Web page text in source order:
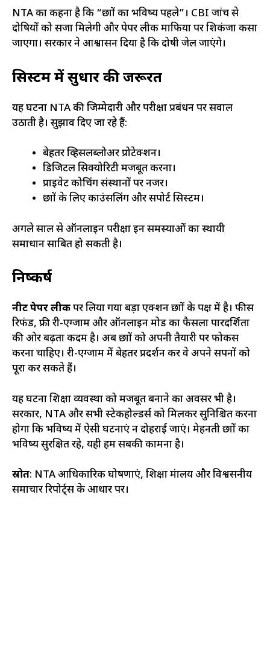
NTA का कहना है कि “छात्रों का भविष्य पहले”। CBI जांच से
दोषियों को सजा मिलेगी और पेपर लीक माफिया पर शिकंजा कसा
जाएगा। सरकार ने आश्वासन दिया है कि दोषी जेल जाएंगे।
सिस्टम में सुधार की जरूरत
यह घटना NTA की जिम्मेदारी और परीक्षा प्रबंधन पर सवाल
उठाती है। सुझाव दिए जा रहे हैं:
बेहतर व्हिसलब्लोअर प्रोटेक्शन।
डिजिटल सिक्योरिटी मजबूत करना।
प्राइवेट कोचिंग संस्थानों पर नजर।
छात्रों के लिए काउंसलिंग और सपोर्ट सिस्टम।
अगले साल से ऑनलाइन परीक्षा इन समस्याओं का स्थायी
समाधान साबित हो सकती है।
निष्कर्ष
नीट पेपर लीकपर लिया गया बड़ा एक्शन छात्रों के पक्ष में है। फीस
रिफंड, फ्री री-एग्जाम और ऑनलाइन मोड का फैसला पारदर्शिता
की ओर बढ़ता कदम है। अब छात्रों को अपनी तैयारी पर फोकस
करना चाहिए। री-एग्जाम में बेहतर प्रदर्शन कर वे अपने सपनों को
पूरा कर सकते हैं।
यह घटना शिक्षा व्यवस्था को मजबूत बनाने का अवसर भी है।
सरकार, NTA और सभी स्टेकहोल्डर्स को मिलकर सुनिश्चित करना
होगा कि भविष्य में ऐसी घटनाएं न दोहराई जाएं। मेहनती छात्रों का
भविष्य सुरक्षित रहे, यही हम सबकी कामना है।
स्रोत: NTA आधिकारिक घोषणाएं, शिक्षा मंत्रालय और विश्वसनीय
समाचार रिपोर्ट्स के आधार पर।